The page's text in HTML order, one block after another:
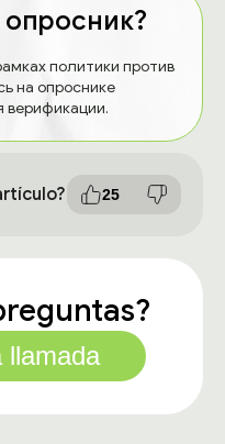
политики против
на опроснике
верификации.
25
llamada